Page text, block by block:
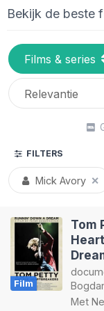
Bekijk de beste
FILTERS
Mick Avory ✕
Film
Tom
Met